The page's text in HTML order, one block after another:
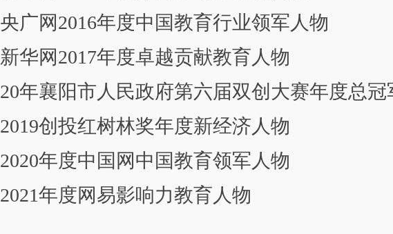
央广网2016年度中国教育行业领军人物
新华网2017年度卓越贡献教育人物
20年襄阳市人民政府第六届双创大赛年度总冠
2019创投红树林奖年度新经济人物
2020年度中国网中国教育领军人物
2021年度网易影响力教育人物